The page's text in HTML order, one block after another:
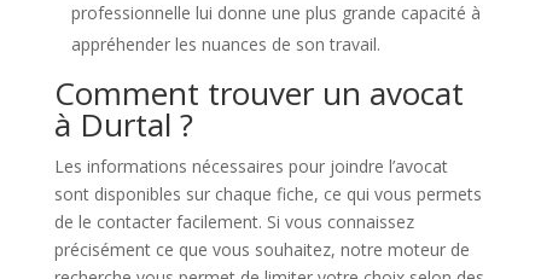
professionnelle lui donne une plus grande capacité à
appréhender les nuances de son travail.
Comment trouver un avocat
à Durtal ?
Les informations nécessaires pour joindre l’avocat
sont disponibles sur chaque fiche, ce qui vous permets
de le contacter facilement. Si vous connaissez
précisément ce que vous souhaitez, notre moteur de